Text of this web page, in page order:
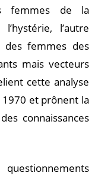
femmes de la
l’autre
des femmes des
mais vecteurs
cette analyse
et prônent la
connaissances